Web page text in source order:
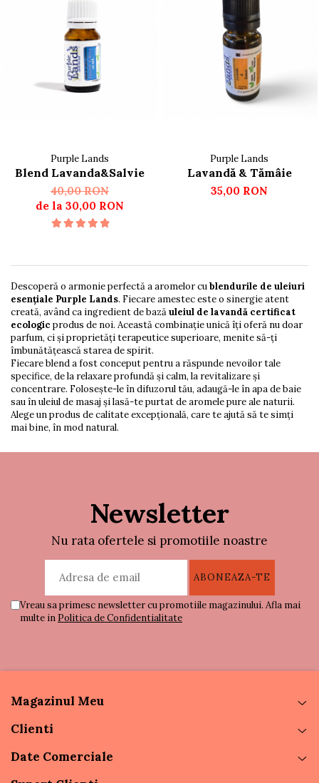
Purple Lands
Blend Lavanda&Salvie
40,00 RON
de la 30,00 RON
Purple Lands
Lavandă & Tămâie
35,00 RON
Descoperă o armonie perfectă a aromelor cublendurile de uleiuri
esențiale Purple Lands. Fiecare amestec este o sinergie atent
creată, având ca ingredient de bazăuleiul de lavandă certificat
ecologic produs de noi. Această combinație unică îți oferă nu doar
parfum, ci și proprietăți terapeutice superioare, menite să-ți
îmbunătățească starea de spirit.
Fiecare blend a fost conceput pentru a răspunde nevoilor tale
specifice, de la relaxare profundă și calm, la revitalizare și
concentrare. Folosește-le în difuzorul tău, adaugă-le în apa de baie
sau în uleiul de masaj și lasă-te purtat de aromele pure ale naturii.
Alege un produs de calitate excepțională, care te ajută să te simți
mai bine, în mod natural.
Newsletter
Nu rata ofertele si promotiile noastre
Vreau sa primesc newsletter cu promotiile magazinului. Afla mai
multe in Politica de Confidentialitate
Magazinul Meu
Clienti
Date Comerciale